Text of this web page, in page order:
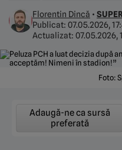
Florentin Dincă •
Publicat: 07.05.2026,
Actualizat: 07.05.2026,
Foto:
Adaugă-ne ca sursă
preferată